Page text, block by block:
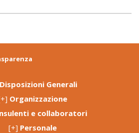
Disposizioni Generali
Organizzazione
e collaboratori
[+] Personale